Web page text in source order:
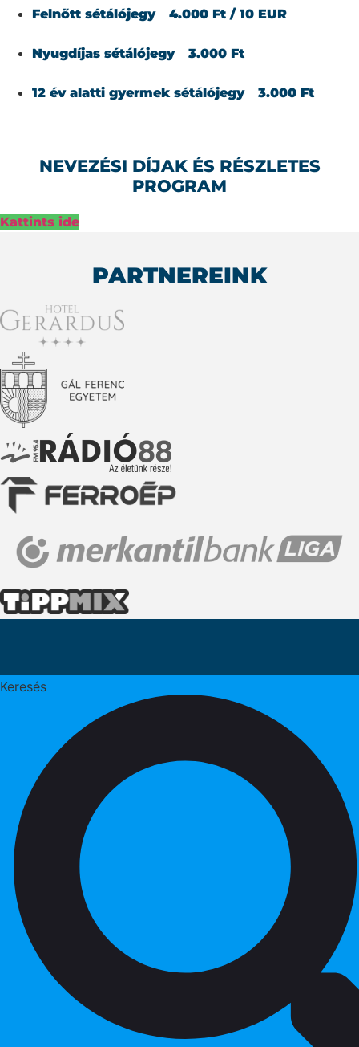
Felnőtt sétálójegy 4.000 Ft / 10 EUR
Nyugdíjas sétálójegy 3.000 Ft
12 év alatti gyermek sétálójegy 3.000 Ft
NEVEZÉSI DÍJAK ÉS RÉSZLETES
PROGRAM
Kattints ide
PARTNEREINK
Keresés